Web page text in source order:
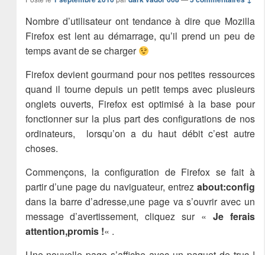
Nombre d’utilisateur ont tendance à dire que Mozilla
Firefox est lent au démarrage, qu’il prend un peu de
temps avant de se charger
Firefox devient gourmand pour nos petites ressources
quand il tourne depuis un petit temps avec plusieurs
onglets ouverts, Firefox est optimisé à la base pour
fonctionner sur la plus part des configurations de nos
ordinateurs, lorsqu’on a du haut débit c’est autre
choses.
Commençons, la configuration de Firefox se fait à
partir d’une page du naviguateur, entrez about:config
dans la barre d’adresse,une page va s’ouvrir avec un
message d’avertissement, cliquez sur « Je ferais
attention,promis !« .